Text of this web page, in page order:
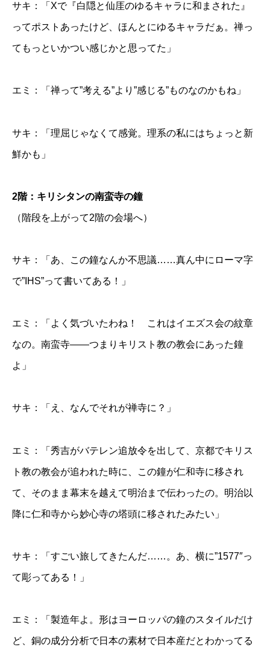
サキ：「Xで『白隠と仙厓のゆるキャラに和まされた』
ってポストあったけど、ほんとにゆるキャラだぁ。禅っ
てもっといかつい感じかと思ってた」
エミ：「禅って”考える”より”感じる”ものなのかもね」
サキ：「理屈じゃなくて感覚。理系の私にはちょっと新
鮮かも」
2階：キリシタンの南蛮寺の鐘
（階段を上がって2階の会場へ）
サキ：「あ、この鐘なんか不思議……真ん中にローマ字
で”IHS”って書いてある！」
エミ：「よく気づいたわね！ これはイエズス会の紋章
なの。南蛮寺——つまりキリスト教の教会にあった鐘
よ」
サキ：「え、なんでそれが禅寺に？」
エミ：「秀吉がバテレン追放令を出して、京都でキリス
ト教の教会が追われた時に、この鐘が仁和寺に移され
て、そのまま幕末を越えて明治まで伝わったの。明治以
降に仁和寺から妙心寺の塔頭に移されたみたい」
サキ：「すごい旅してきたんだ……。あ、横に”1577″っ
て彫ってある！」
エミ：「製造年よ。形はヨーロッパの鐘のスタイルだけ
ど、銅の成分分析で日本の素材で日本産だとわかってる